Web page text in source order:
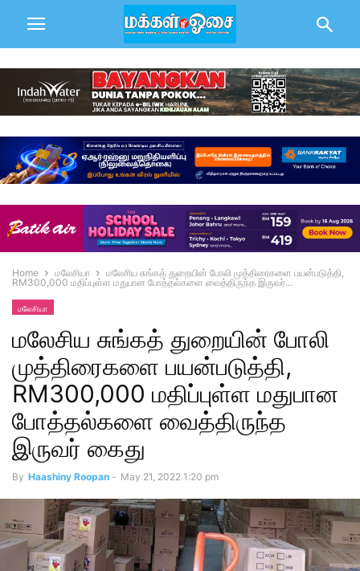
Home மலேசியா
மலேசிய சுங்கத் துறையின் போலி முத்திரைகளை பயன்படுத்தி,
RM300,000 மதிப்புள்ள மதுபான போத்தல்களை வைத்திருந்த இருவர்...
மலேசியா
மலேசிய சுங்கத் துறையின் போலி
முத்திரைகளை பயன்படுத்தி,
RM300,000 மதிப்புள்ள மதுபான
போத்தல்களை வைத்திருந்த
இருவர் கைது
By Haashiny Roopan - May 21, 2022 1:20 pm